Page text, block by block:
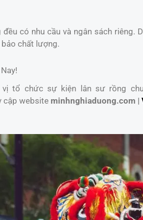
có nhu cầu và ngân sách
chất lượng.
tổ chức sự kiện lân sư rồng
cập website minhnghiaduong.com |